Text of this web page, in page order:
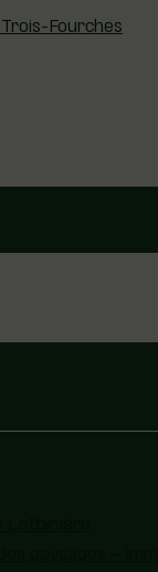
Fourches